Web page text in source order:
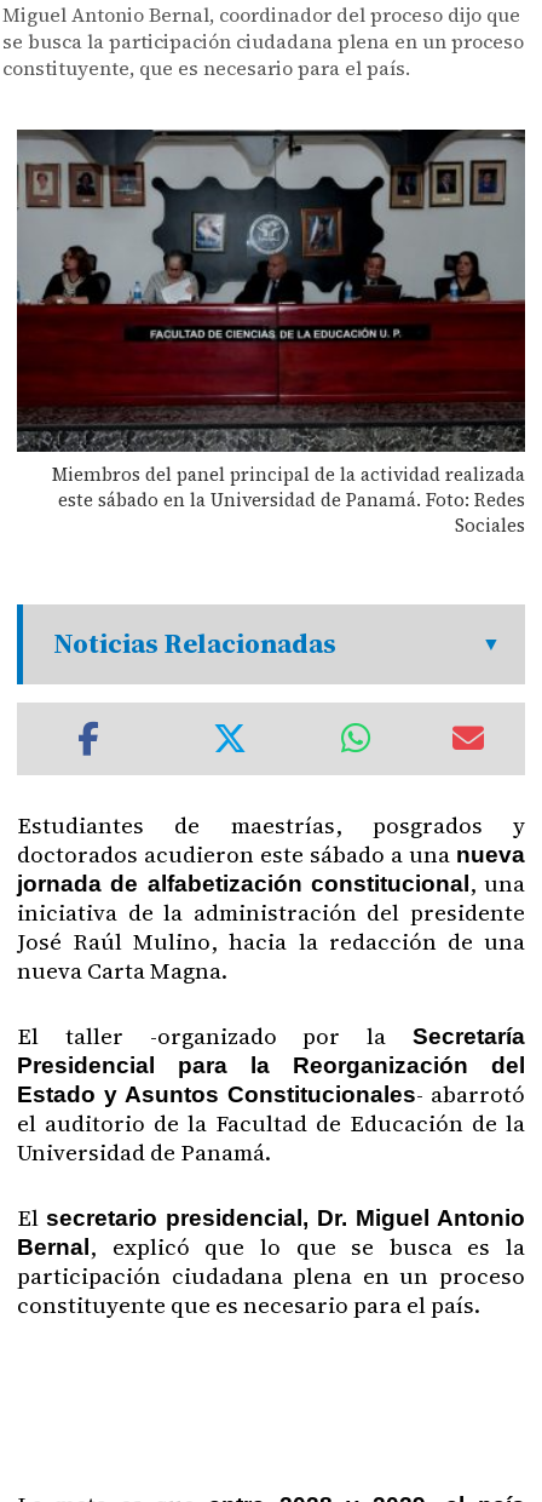
Miguel Antonio Bernal, coordinador del proceso dijo que
se busca la participación ciudadana plena en un proceso
constituyente, que es necesario para el país.
Miembros del panel principal de la actividad realizada
este sábado en la Universidad de Panamá. Foto: Redes
Sociales
Noticias Relacionadas
Estudiantes de maestrías, posgrados y
doctorados acudieron este sábado a una nueva
jornada de alfabetización constitucional , una
iniciativa de la administración del presidente
José Raúl Mulino, hacia la redacción de una
nueva Carta Magna.
El taller -organizado por la
Secretaría
Presidencial para la Reorganización del
Estado y Asuntos Constitucionales- abarrotó
el auditorio de la Facultad de Educación de la
Universidad de Panamá.
Elsecretario presidencial, Dr. Miguel Antonio
Bernal , explicó que lo que se busca es la
participación ciudadana plena en un proceso
constituyente que es necesario para el país.